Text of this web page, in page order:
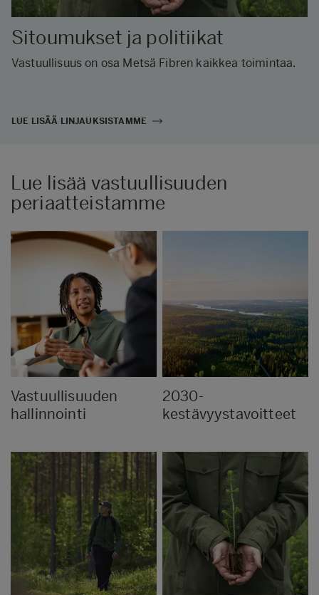
Sitoumukset ja politiikat
Vastuullisuus on osa Metsä Fibren kaikkea toimintaa.
LUE LISÄÄ LINJAUKSISTAMME
Lue lisää vastuullisuuden
periaatteistamme
Vastuullisuuden
hallinnointi
2030-
kestävyystavoitteet